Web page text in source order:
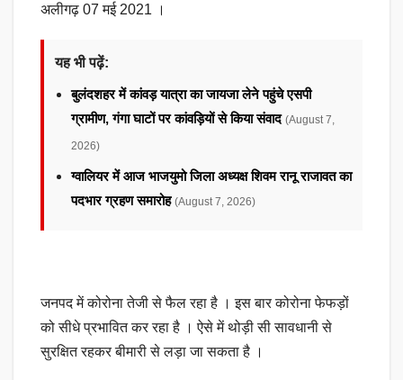
अलीगढ़ 07 मई 2021 ।
यह भी पढ़ें:
बुलंदशहर में कांवड़ यात्रा का जायजा लेने पहुंचे एसपी
ग्रामीण, गंगा घाटों पर कांवड़ियों से किया संवाद (August 7,
2026)
ग्वालियर में आज भाजयुमो जिला अध्यक्ष शिवम रानू राजावत का
पदभार ग्रहण समारोह (August 7, 2026)
जनपद में कोरोना तेजी से फैल रहा है । इस बार कोरोना फेफड़ों
को सीधे प्रभावित कर रहा है । ऐसे में थोड़ी सी सावधानी से
सुरक्षित रहकर बीमारी से लड़ा जा सकता है ।